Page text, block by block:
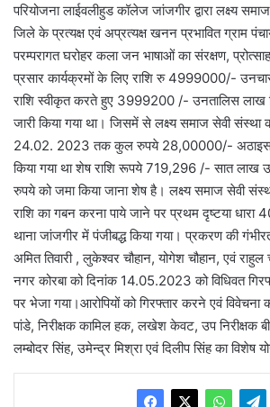
परियोजना लाईवलीहुड कॉलेज जांजगीर द्वारा लक्ष्य
जिले के प्रत्यक्ष एवं अप्रत्यक्ष खनन प्रभावित ग्राम
परम्परागत घरोहर कला जन भाषाओं का संरक्षण,
प्रसार कार्यक्रमों के लिए राशि रु 4999000/-
राशि स्वीकृत करते हुए 3999200 /- उनतालिस लाख
जारी किया गया था। जिसमें से लक्ष्य समाज सेवी संस्था
24.02. 2023 तक कुल रुपये 28,00000/- अठाइस
किया गया था शेष राशि रूपये 719,296 /- सात लाख
रुपये को जमा किया जाना शेष है। लक्ष्य समाज सेवी संस्था
राशि का गबन करना पाये जाने पर प्रथम दृष्टया धारा
थाना जांजगीर में पंजीबद्ध किया गया। प्रकरण की
अमित तिवारी , लुकेश्वर चौहान, योगेश चौहान, एवं राहुल
नगर कोरबा को दिनांक 14.05.2023 को विधिवत
पर भेजा गया।आरोपियों को गिरफ्तार करने एवं विवेचना
पांडे, निरीक्षक कामिल हक, लखेश केवट, उप निरीक्षक
लम्बोदर सिंह, उमेन्द्र मिश्रा एवं दिलीप सिंह का विशेष